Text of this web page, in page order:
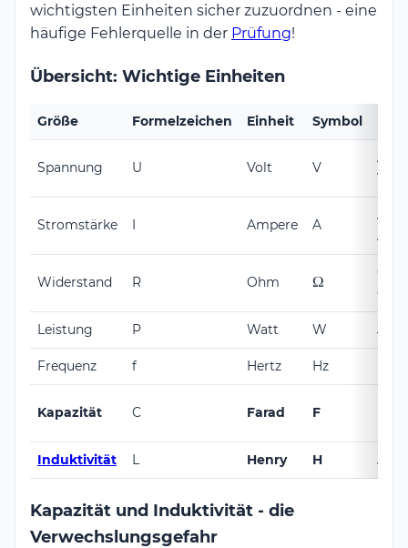
wichtigsten Einheiten sicher zuzuordnen - eine
häufige Fehlerquelle in der Prüfung!
Übersicht: Wichtige Einheiten
Größe Formelzeichen Einheit Symbol
Spannung U Volt V
Stromstärke I Ampere A
Widerstand R Ohm \Omega
Ω
Leistung P Watt W
Frequenz f Hertz Hz
Kapazität C Farad F
Induktivität L Henry H
Kapazität und Induktivität - die
Verwechslungsgefahr